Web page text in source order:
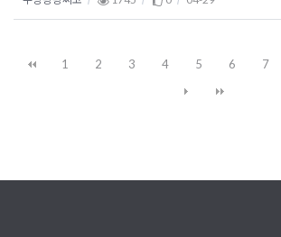
1 2 3 4 5 6 7